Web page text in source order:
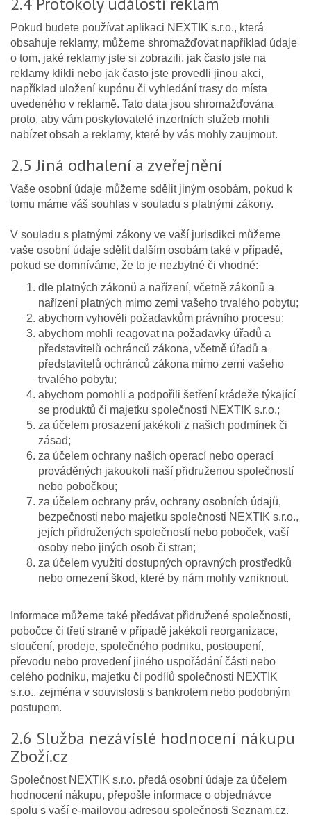
Pokud budete používat aplikaci NEXTIK s.r.o., která
obsahuje reklamy, můžeme shromažďovat například údaje
o tom, jaké reklamy jste si zobrazili, jak často jste na
reklamy klikli nebo jak často jste provedli jinou akci,
například uložení kupónu či vyhledání trasy do místa
uvedeného v reklamě. Tato data jsou shromažďována
proto, aby vám poskytovatelé inzertních služeb mohli
nabízet obsah a reklamy, které by vás mohly zaujmout.
2.5 Jiná odhalení a zveřejnění
Vaše osobní údaje můžeme sdělit jiným osobám, pokud k
tomu máme váš souhlas v souladu s platnými zákony.
V souladu s platnými zákony ve vaší jurisdikci můžeme
vaše osobní údaje sdělit dalším osobám také v případě,
pokud se domníváme, že to je nezbytné či vhodné:
dle platných zákonů a nařízení, včetně zákonů a
nařízení platných mimo zemi vašeho trvalého pobytu;
abychom vyhověli požadavkům právního procesu;
abychom mohli reagovat na požadavky úřadů a
představitelů ochránců zákona, včetně úřadů a
představitelů ochránců zákona mimo zemi vašeho
trvalého pobytu;
abychom pomohli a podpořili šetření krádeže týkající
se produktů či majetku společnosti NEXTIK s.r.o.;
za účelem prosazení jakékoli z našich podmínek či
zásad;
za účelem ochrany našich operací nebo operací
prováděných jakoukoli naší přidruženou společností
nebo pobočkou;
za účelem ochrany práv, ochrany osobních údajů,
bezpečnosti nebo majetku společnosti NEXTIK s.r.o.,
jejích přidružených společností nebo poboček, vaší
osoby nebo jiných osob či stran;
za účelem využití dostupných opravných prostředků
nebo omezení škod, které by nám mohly vzniknout.
Informace můžeme také předávat přidružené společnosti,
pobočce či třetí straně v případě jakékoli reorganizace,
sloučení, prodeje, společného podniku, postoupení,
převodu nebo provedení jiného uspořádání části nebo
celého podniku, majetku či podílů společnosti NEXTIK
s.r.o., zejména v souvislosti s bankrotem nebo podobným
postupem.
2.6 Služba nezávislé hodnocení nákupu
Zboží.cz
Společnost NEXTIK s.r.o. předá osobní údaje za účelem
hodnocení nákupu, přepošle informace o objednávce
spolu s vaší e-mailovou adresou společnosti Seznam.cz.